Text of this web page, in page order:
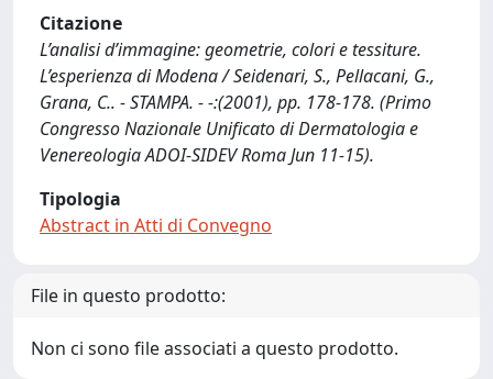
Citazione
L’analisi d’immagine: geometrie, colori e tessiture.
L’esperienza di Modena / Seidenari, S., Pellacani, G.,
Grana, C.. - STAMPA. - -:(2001), pp. 178-178. (Primo
Congresso Nazionale Unificato di Dermatologia e
Venereologia ADOI-SIDEV Roma Jun 11-15).
Tipologia
Abstract in Atti di Convegno
File in questo prodotto:
Non ci sono file associati a questo prodotto.